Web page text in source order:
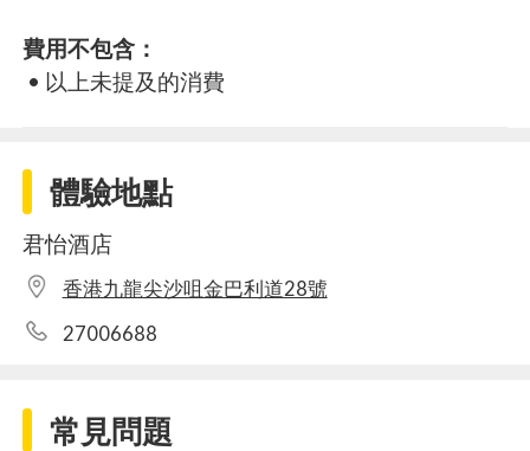
費用不包含：
• 以上未提及的消費
體驗地點
君怡酒店
香港九龍尖沙咀金巴利道28號
27006688
常見問題